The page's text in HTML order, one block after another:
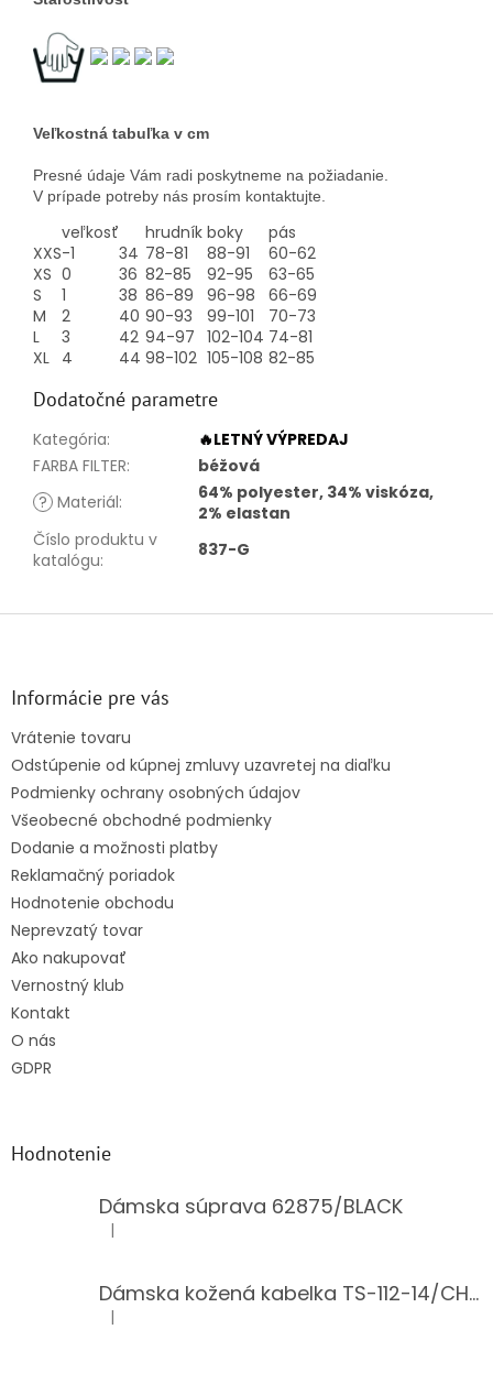
Veľkostná tabuľka v cm
Presné údaje Vám radi poskytneme na požiadanie.
V prípade potreby nás prosím kontaktujte.
veľkosť hrudník boky
pás
XXS-1 34 78-81 88-91
60-62
XS 0 36 82-85 92-95
63-65
S
1 38 86-89 96-98
66-69
M
2 40 90-93 99-101
70-73
L
3 42 94-97 102-104 74-81
XL 4 44 98-102 105-108 82-85
Dodatočné parametre
Kategória:
🔥LETNÝ VÝPREDAJ
FARBA FILTER:
béžová
? Materiál:
64% polyester, 34% viskóza,
2% elastan
Číslo produktu v
katalógu: 837-G
Z
Informácie pre vás
Vrátenie tovaru
Odstúpenie od kúpnej zmluvy uzavretej na diaľku
Podmienky ochrany osobných údajov
Všeobecné obchodné podmienky
Dodanie a možnosti platby
Reklamačný poriadok
Hodnotenie obchodu
Neprevzatý tovar
Ako nakupovať
Vernostný klub
Kontakt
O nás
GDPR
Hodnotenie
Dámska súprava 62875/BLACK
Hodnotenie produktu je 5 z 5 hviezdičiek.
|
Dámska kožená kabelka TS-112-14/CHOCO
Hodnotenie produktu je 5 z 5 hviezdičiek.
|